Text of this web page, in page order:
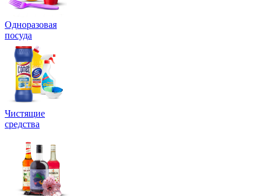
Одноразовая
посуда
Чистящие
средства